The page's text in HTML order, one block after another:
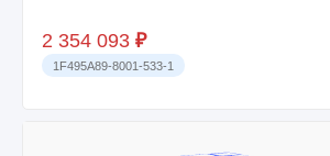
2 354 093 ₽
1F495A89-8001-533-1